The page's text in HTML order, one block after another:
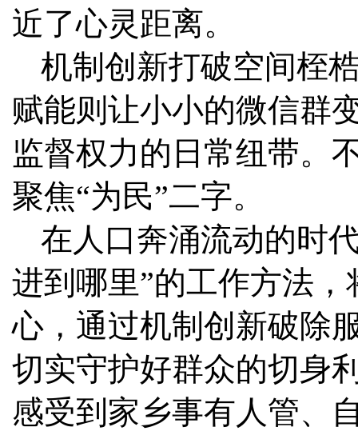
近了心灵距离。
机制创新打破空间桎
赋能则让小小的微信群
监督权力的日常纽带。
聚焦“为民”二字。
在人口奔涌流动的时
进到哪里”的工作方法
心，通过机制创新破除
切实守护好群众的切身
感受到家乡事有人管、